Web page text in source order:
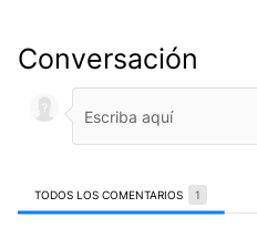
Conversación
TODOS LOS COMENTARIOS 1